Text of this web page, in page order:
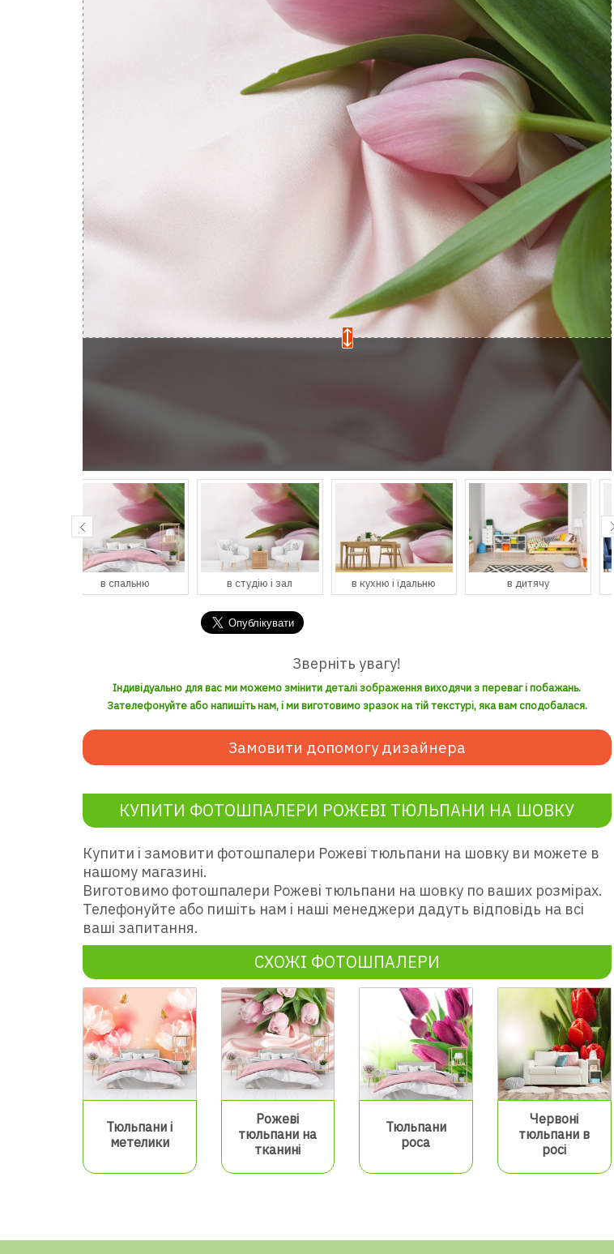
в студію і зал в кухню і їдальню в дитячу в гостьову
Зверніть увагу!
Індивідуально для вас ми можемо змінити деталі зображення виходячи з переваг і побажань.
Зателефонуйте або напишіть нам, і ми виготовимо зразок на тій текстурі, яка вам сподобалася.
Замовити допомогу дизайнера
КУПИТИ ФОТОШПАЛЕРИ РОЖЕВІ ТЮЛЬПАНИ НА ШОВКУ
Купити і замовити фотошпалери Рожеві тюльпани на шовку ви можете в
нашому магазині.
Виготовимо фотошпалери Рожеві тюльпани на шовку по ваших розмірах.
Телефонуйте або пишіть нам і наші менеджери дадуть відповідь на всі
ваші запитання.
СХОЖІ ФОТОШПАЛЕРИ
Тюльпани і
метелики
Рожеві
тюльпани на
тканині
Тюльпани
роса
Червоні
тюльпани в
росі